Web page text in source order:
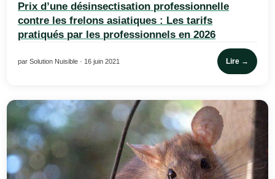
Prix d’une désinsectisation professionnelle
contre les frelons asiatiques : Les tarifs
pratiqués par les professionnels en 2026
par Solution Nuisible · 16 juin 2021 Lire →